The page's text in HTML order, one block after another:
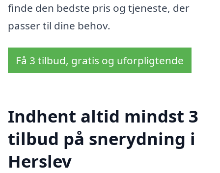
finde den bedste pris og tjeneste, der
passer til dine behov.
Få 3 tilbud, gratis og uforpligtende
Indhent altid mindst 3
tilbud på snerydning i
Herslev